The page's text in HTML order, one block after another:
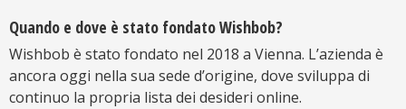
Quando e dove è stato fondato Wishbob?
Wishbob è stato fondato nel 2018 a Vienna. L’azienda è
ancora oggi nella sua sede d’origine, dove sviluppa di
continuo la propria lista dei desideri online.